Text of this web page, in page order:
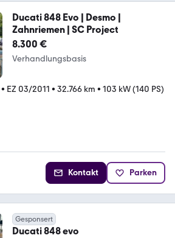
Ducati 848 Evo | Desmo |
Zahnriemen | SC Project
8.300 €
Verhandlungsbasis
• EZ 03/2011 • 32.766 km • 103 kW (140 PS)
Kontakt Parken
Gesponsert
Ducati 848 evo